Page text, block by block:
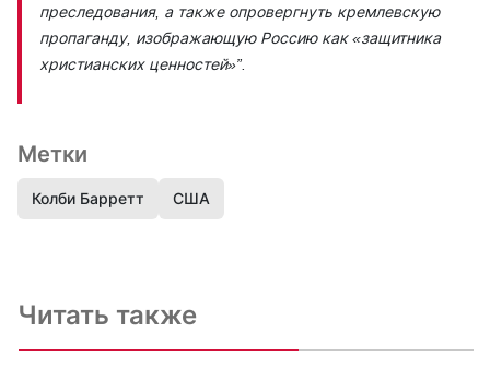
преследования, а также опровергнуть кремлевскую
пропаганду, изображающую Россию как «защитника
христианских ценностей»”.
Метки
Колби Барретт США
Читать также